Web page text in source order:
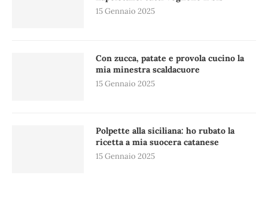
15 Gennaio 2025
Con zucca, patate e provola cucino la
mia minestra scaldacuore
15 Gennaio 2025
Polpette alla siciliana: ho rubato la
ricetta a mia suocera catanese
15 Gennaio 2025